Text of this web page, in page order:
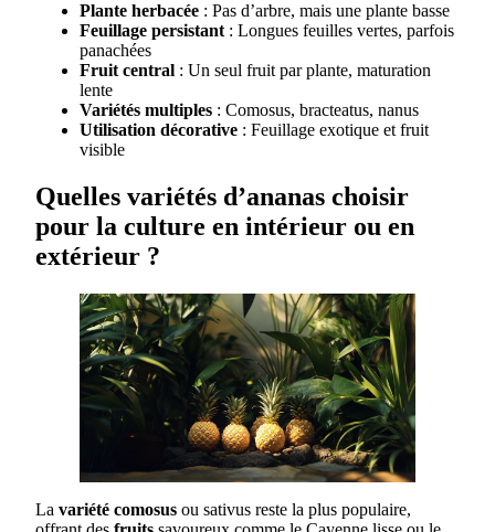
Plante herbacée : Pas d’arbre, mais une plante basse
Feuillage persistant : Longues feuilles vertes, parfois
panachées
Fruit central : Un seul fruit par plante, maturation
lente
Variétés multiples : Comosus, bracteatus, nanus
Utilisation décorative : Feuillage exotique et fruit
visible
Quelles variétés d’ananas choisir
pour la culture en intérieur ou en
extérieur ?
La variété comosus ou sativus reste la plus populaire,